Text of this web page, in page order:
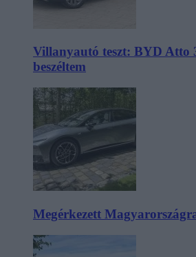
Villanyautó teszt: BYD Atto
beszéltem
Megérkezett